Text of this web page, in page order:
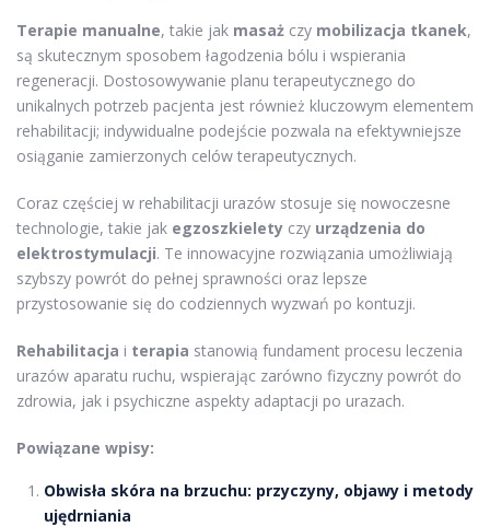
Terapie manualne, takie jak masaż czy mobilizacja tkanek,
są skutecznym sposobem łagodzenia bólu i wspierania
regeneracji. Dostosowywanie planu terapeutycznego do
unikalnych potrzeb pacjenta jest również kluczowym elementem
rehabilitacji; indywidualne podejście pozwala na efektywniejsze
osiąganie zamierzonych celów terapeutycznych.
Coraz częściej w rehabilitacji urazów stosuje się nowoczesne
technologie, takie jak egzoszkielety czy urządzenia do
elektrostymulacji. Te innowacyjne rozwiązania umożliwiają
szybszy powrót do pełnej sprawności oraz lepsze
przystosowanie się do codziennych wyzwań po kontuzji.
Rehabilitacja i terapia stanowią fundament procesu leczenia
urazów aparatu ruchu, wspierając zarówno fizyczny powrót do
zdrowia, jak i psychiczne aspekty adaptacji po urazach.
Powiązane wpisy:
Obwisła skóra na brzuchu: przyczyny, objawy i metody
ujędrniania